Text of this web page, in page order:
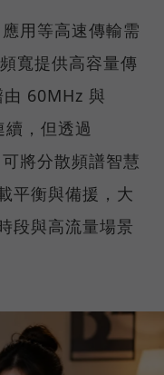
用等高速傳輸需
寬提供高容量傳
60MHz 與
，但透過
將分散頻譜智慧
平衡與備援，大
段與高流量場景